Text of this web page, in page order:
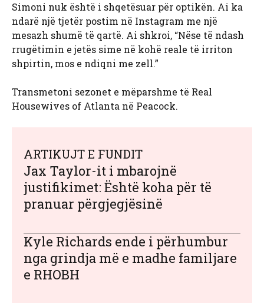
Simoni nuk është i shqetësuar për optikën. Ai ka
ndarë një tjetër postim në Instagram me një
mesazh shumë të qartë. Ai shkroi, “Nëse të ndash
rrugëtimin e jetës sime në kohë reale të irriton
shpirtin, mos e ndiqni me zell.”
Transmetoni sezonet e mëparshme të Real
Housewives of Atlanta në Peacock.
ARTIKUJT E FUNDIT
Jax Taylor-it i mbarojnë
justifikimet: Është koha për të
pranuar përgjegjësinë
Kyle Richards ende i përhumbur
nga grindja më e madhe familjare
e RHOBH